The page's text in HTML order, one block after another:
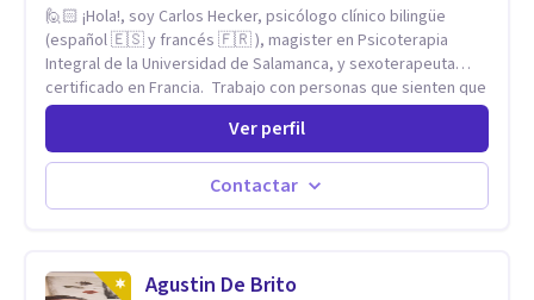
🙋🏻 ¡Hola!, soy Carlos Hecker, psicólogo clínico bilingüe
(español 🇪🇸 y francés 🇫🇷 ), magister en Psicoterapia
Integral de la Universidad de Salamanca, y sexoterapeuta
certificado en Francia. Trabajo con personas que sienten que
algo en su vida dejó de calzar: ansiedad que se desborda,
tristeza que no se va, duelos que se alargan, relaciones que
repiten el mismo patrón o preguntas en torno a la sexualidad
y la identidad que necesitan un espacio seguro para ser
habladas. Mi orientación teórica integra una mirada
contigo, con las demás personas y con tu entorno. Además
Ver perfil
Contactar
Agustin De Brito